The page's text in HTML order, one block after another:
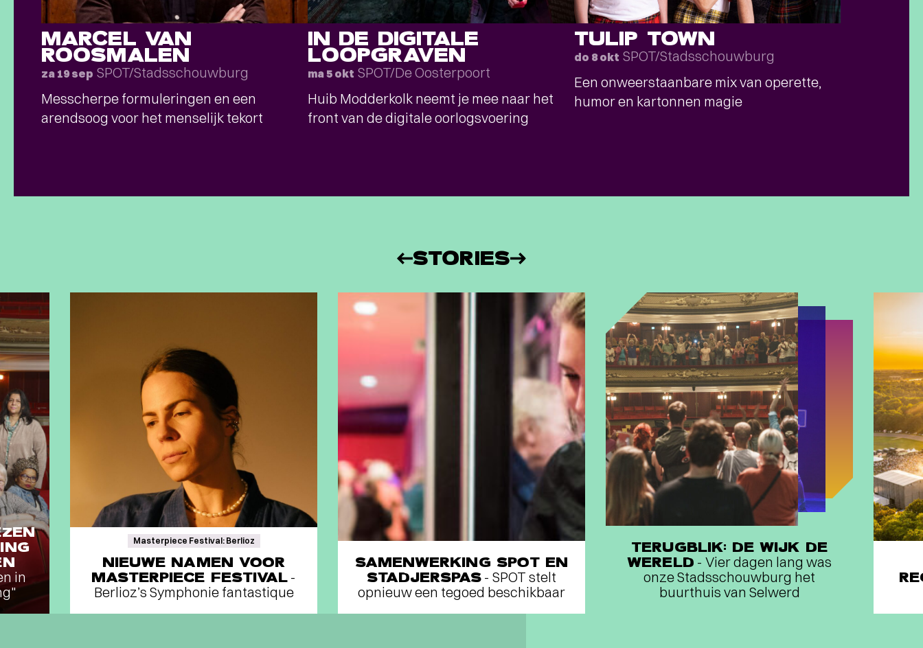
MARCEL VAN
ROOSMALEN
za 19 sep SPOT/Stadsschouwburg
Messcherpe formuleringen en een
arendsoog voor het menselijk tekort
IN DE DIGITALE
LOOPGRAVEN
ma 5 okt SPOT/De Oosterpoort
Huib Modderkolk neemt je mee naar het
front van de digitale oorlogsvoering
TULIP TOWN
do 8 okt SPOT/Stadsschouwburg
Een onweerstaanbare mix van operette,
humor en kartonnen magie
STORIES
in
Masterpiece Festival: Berlioz
NIEUWE NAMEN VOOR
MASTERPIECE FESTIVAL -
Berlioz’s Symphonie fantastique
SAMENWERKING SPOT EN
STADJERSPAS - SPOT stelt
opnieuw een tegoed beschikbaar
TERUGBLIK: DE WIJK DE
WERELD - Vier dagen lang was
onze Stadsschouwburg het
buurthuis van Selwerd